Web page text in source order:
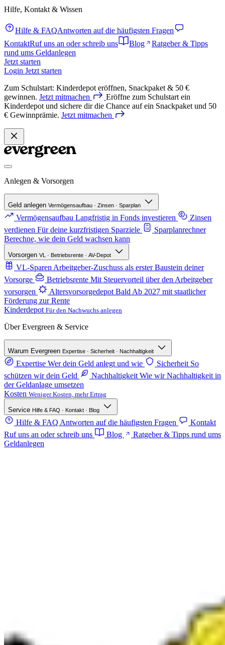
Hilfe, Kontakt & Wissen
Hilfe & FAQAntworten auf die häufigsten Fragen
KontaktRuf uns an oder schreib uns Blog
Ratgeber & Tipps
rund ums Geldanlegen
Jetzt starten
Login Jetzt starten
Zum Schulstart: Kinderdepot eröffnen, Snackpaket & 50 €
gewinnen. Jetzt mitmachen
Eröffne zum Schulstart ein
Kinderdepot und sichere dir die Chance auf ein Snackpaket und 50
€ Gewinnprämie. Jetztmitmachen
Anlegen & Vorsorgen
Geld anlegen Vermögensaufbau · Zinsen · Sparplan
Vermögensaufbau Langfristig in Fonds investieren
Zinsen
verdienen Für deine kurzfristigen Sparziele
Sparplanrechner
Berechne, wie dein Geld wachsen kann
Vorsorgen VL · Betriebsrente · AV-Depot
VL-Sparen Arbeitgeber-Zuschuss als erster Baustein deiner
Vorsorge
Betriebsrente Mit Steuervorteil über den Arbeitgeber
vorsorgen
Altersvorsorgedepot Bald Ab 2027 mit staatlicher
Förderung zur Rente
Kinderdepot Für den Nachwuchs anlegen
Über Evergreen & Service
Warum Evergreen Expertise · Sicherheit · Nachhaltigkeit
Expertise Wer dein Geld anlegt und wie Sicherheit So
schützen wir dein Geld
Nachhaltigkeit Wie wir Nachhaltigkeit in
der Geldanlage umsetzen
Kosten Weniger Kosten, mehr Ertrag
Service Hilfe & FAQ · Kontakt · Blog
Hilfe & FAQ Antworten auf die häufigsten Fragen
Kontakt
Ruf uns an oder schreib uns
Blog
Ratgeber & Tipps rund ums
Geldanlegen